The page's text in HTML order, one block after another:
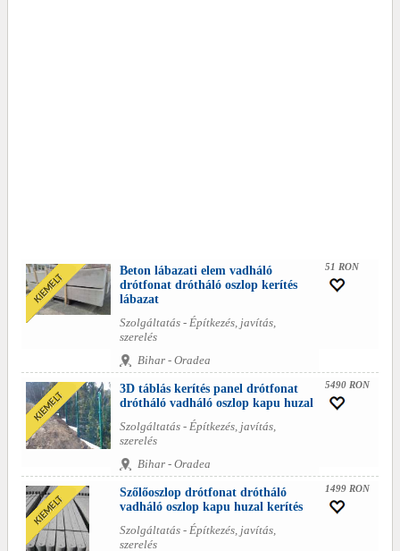
Beton lábazati elem vadháló
drótfonat drótháló oszlop kerítés
lábazat
Szolgáltatás - Építkezés, javítás,
szerelés
Bihar - Oradea
51 RON
3D táblás kerítés panel drótfonat
drótháló vadháló oszlop kapu huzal
Szolgáltatás - Építkezés, javítás,
szerelés
Bihar - Oradea
5490 RON
Szőlőoszlop drótfonat drótháló
vadháló oszlop kapu huzal kerítés
Szolgáltatás - Építkezés, javítás,
szerelés
1499 RON